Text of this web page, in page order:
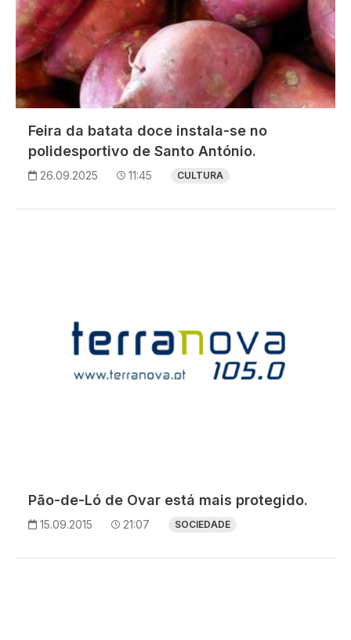
Feira da batata doce instala-se no
polidesportivo de Santo António.
26.09.2025 11:45 CULTURA
Pão-de-Ló de Ovar está mais protegido.
15.09.2015 21:07 SOCIEDADE